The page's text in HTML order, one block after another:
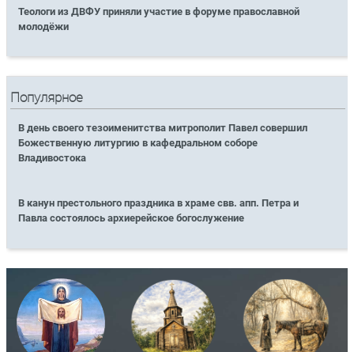
Теологи из ДВФУ приняли участие в форуме православной
молодёжи
Популярное
В день своего тезоименитства митрополит Павел совершил
Божественную литургию в кафедральном соборе
Владивостока
В канун престольного праздника в храме свв. апп. Петра и
Павла состоялось архиерейское богослужение